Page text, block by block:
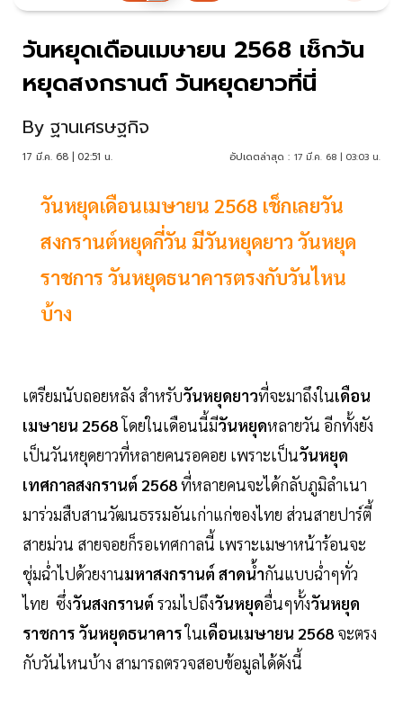
วันหยุดเดือนเมษายน 2568 เช็กวัน
หยุดสงกรานต์ วันหยุดยาวที่นี่
By ฐานเศรษฐกิจ
17 มี.ค. 68 | 02:51 น. อัปเดตล่าสุด : 17 มี.ค. 68 | 03:03 น.
วันหยุดเดือนเมษายน 2568 เช็กเลยวัน
สงกรานต์หยุดกี่วัน มีวันหยุดยาว วันหยุด
ราชการ วันหยุดธนาคารตรงกับวันไหน
บ้าง
เตรียมนับถอยหลัง สำหรับวันหยุดยาวที่จะมาถึงในเดือน
เมษายน 2568โดยในเดือนนี้มีวันหยุดหลายวัน อีกทั้งยัง
เป็นวันหยุดยาวที่หลายคนรอคอย เพราะเป็นวันหยุด
เทศกาลสงกรานต์ 2568ที่หลายคนจะได้กลับภูมิลำเนา
มาร่วมสืบสานวัฒนธรรมอันเก่าแก่ของไทย ส่วนสายปาร์ตี้
สายม่วน สายจอยก็รอเทศกาลนี้ เพราะเมษาหน้าร้อนจะ
ชุ่มฉ่ำไปด้วยงานมหาสงกรานต์ สาดน้ำกันแบบฉ่ำๆทั่ว
ไทย ซึ่งวันสงกรานต์ รวมไปถึงวันหยุดอื่นๆทั้งวันหยุด
ราชการ วันหยุดธนาคารในเดือนเมษายน 2568 จะตรง
กับวันไหนบ้าง สามารถตรวจสอบข้อมูลได้ดังนี้